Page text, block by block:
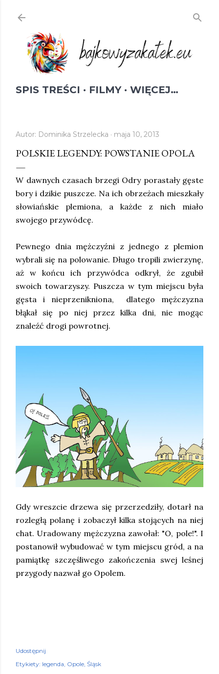
SPIS TREŚCI FILMY WIĘCEJ…
Autor: Dominika Strzelecka maja 10, 2013
POLSKIE LEGENDY: POWSTANIE OPOLA
W dawnych czasach brzegi Odry porastały gęste
bory i dzikie puszcze. Na ich obrzeżach mieszkały
słowiańskie plemiona, a każde z nich miało
swojego przywódcę.
Pewnego dnia mężczyźni z jednego z plemion
wybrali się na polowanie. Długo tropili zwierzynę,
aż w końcu ich przywódca odkrył, że zgubił
swoich towarzyszy. Puszcza w tym miejscu była
gęsta i nieprzenikniona, dlatego mężczyzna
błąkał się po niej przez kilka dni, nie mogąc
znaleźć drogi powrotnej.
Gdy wreszcie drzewa się przerzedziły, dotarł na
rozległą polanę i zobaczył kilka stojących na niej
chat. Uradowany mężczyzna zawołał: "O, pole!". I
postanowił wybudować w tym miejscu gród, a na
pamiątkę szczęśliwego zakończenia swej leśnej
przygody nazwał go Opolem.
Udostępnij
Etykiety: legenda Opole Śląsk